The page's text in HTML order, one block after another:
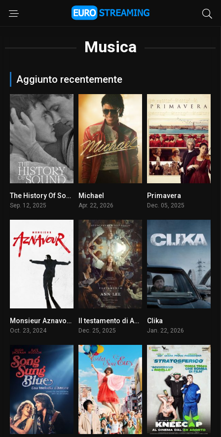
Musica
Aggiunto recentemente
6.9The History Of Sound – Sulle note di un amore
Sep. 12, 2025
Michael
Apr. 22, 2026
Primavera
Dec. 05, 2025
7.2Monsieur Aznavour
Oct. 23, 2024
6.8
Il testamento di Ann Lee
Dec. 25, 2025
Clika
Jan. 22, 2026